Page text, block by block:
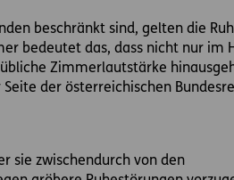
beschränkt sind, gelten die
bedeutet das, dass nicht nur im
Zimmerlautstärke
der österreichischen
sie zwischendurch von den